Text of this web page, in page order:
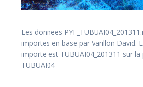
Les donnees
importes en base par Varillon David.
importe est TUBUAI04_201311 sur
TUBUAI04